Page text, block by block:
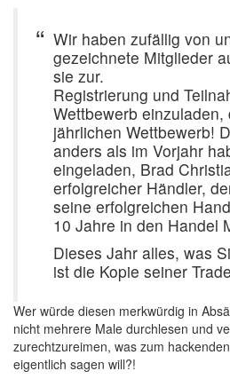
Wir haben zufällig von
gezeichnete Mitglieder
sie zur.
Registrierung und
Wettbewerb einzuladen,
jährlichen Wettbewerb!
anders als im Vorjahr
eingeladen, Brad
erfolgreicher Händler,
seine erfolgreichen
10 Jahre in den Handel
Dieses Jahr alles, was
ist die Kopie seiner
Wer würde diesen merkwürdig in
nicht mehrere Male durchlesen und
zurechtzureimen, was zum
eigentlich sagen will?!